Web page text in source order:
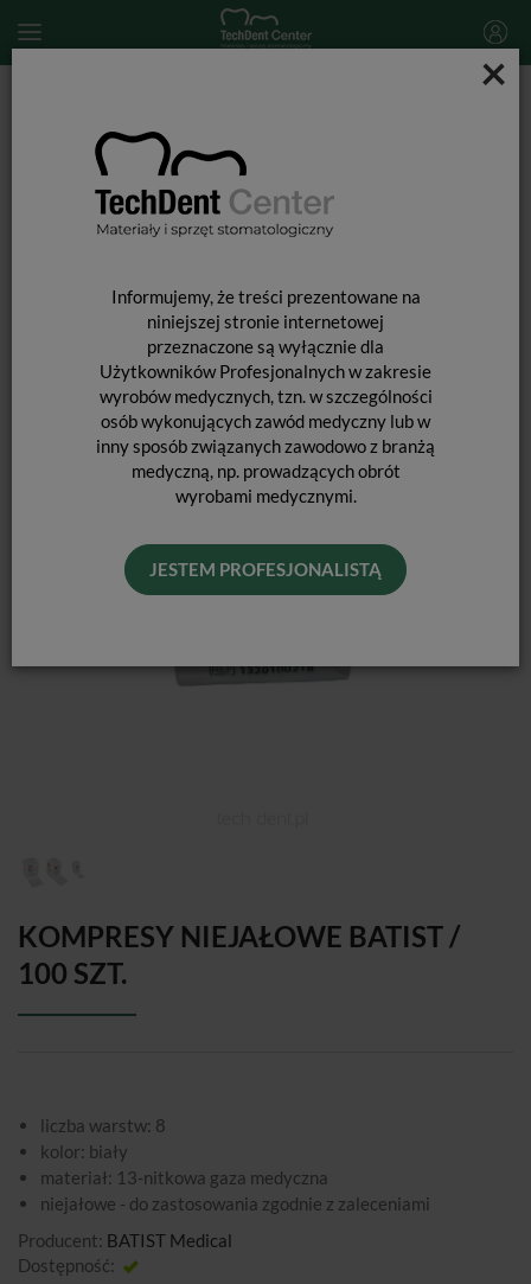
×
Informujemy, że treści prezentowane na
niniejszej stronie internetowej
przeznaczone są wyłącznie dla
Użytkowników Profesjonalnych w zakresie
wyrobów medycznych, tzn. w szczególności
osób wykonujących zawód medyczny lub w
inny sposób związanych zawodowo z branżą
medyczną, np. prowadzących obrót
wyrobami medycznymi.
JESTEM PROFESJONALISTĄ
KOMPRESY NIEJAŁOWE BATIST /
100 SZT.
liczba warstw: 8
kolor: biały
materiał: 13-nitkowa gaza medyczna
niejałowe - do zastosowania zgodnie z zaleceniami
Producent: BATIST Medical
Dostępność: